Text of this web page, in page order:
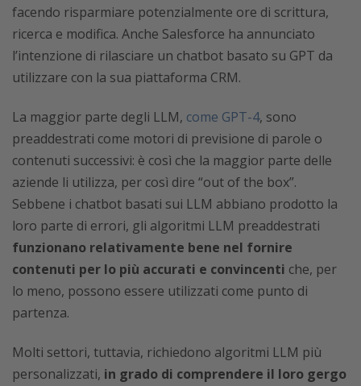
facendo risparmiare potenzialmente ore di scrittura,
ricerca e modifica. Anche Salesforce ha annunciato
l’intenzione di rilasciare un chatbot basato su GPT da
utilizzare con la sua piattaforma CRM.
La maggior parte degli LLM, come GPT-4, sono
preaddestrati come motori di previsione di parole o
contenuti successivi: è così che la maggior parte delle
aziende li utilizza, per così dire “out of the box”.
Sebbene i chatbot basati sui LLM abbiano prodotto la
loro parte di errori, gli algoritmi LLM preaddestrati
funzionano relativamente bene nel fornire
contenuti per lo più accurati e convincenti che, per
lo meno, possono essere utilizzati come punto di
partenza.
Molti settori, tuttavia, richiedono algoritmi LLM più
personalizzati, in grado di comprendere il loro gergo